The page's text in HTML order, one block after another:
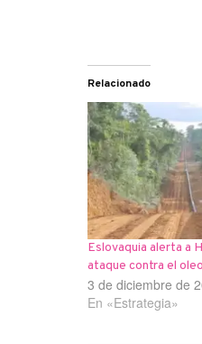
Relacionado
Eslovaquia alerta a
ataque contra el
3 de diciembre de
En «Estrategia»